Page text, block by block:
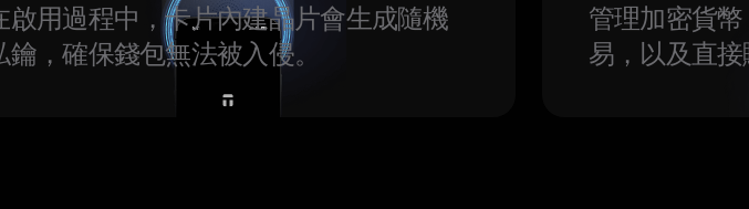
啟用過程中，卡片內建晶片會生成隨機
鑰，確保錢包無法被入侵。
管理加密貨
易，以及直